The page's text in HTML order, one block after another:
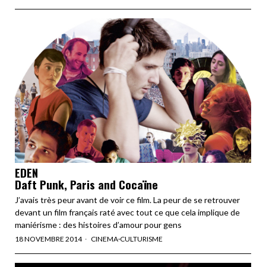
EDEN
Daft Punk, Paris and Cocaïne
J’avais très peur avant de voir ce film. La peur de se retrouver
devant un film français raté avec tout ce que cela implique de
maniérisme : des histoires d’amour pour gens
18 NOVEMBRE 2014 CINEMA·CULTURISME